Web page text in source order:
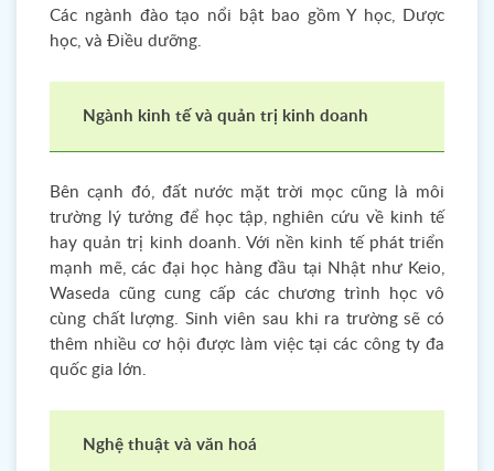
Các ngành đào tạo nổi bật bao gồm Y học, Dược
học, và Điều dưỡng.
Ngành kinh tế và quản trị kinh doanh
Bên cạnh đó, đất nước mặt trời mọc cũng là môi
trường lý tưởng để học tập, nghiên cứu về kinh tế
hay quản trị kinh doanh. Với nền kinh tế phát triển
mạnh mẽ, các đại học hàng đầu tại Nhật như Keio,
Waseda cũng cung cấp các chương trình học vô
cùng chất lượng. Sinh viên sau khi ra trường sẽ có
thêm nhiều cơ hội được làm việc tại các công ty đa
quốc gia lớn.
Nghệ thuật và văn hoá